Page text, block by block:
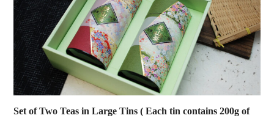
Set of Two Teas in Large Tins ( Each tin contains 200g of